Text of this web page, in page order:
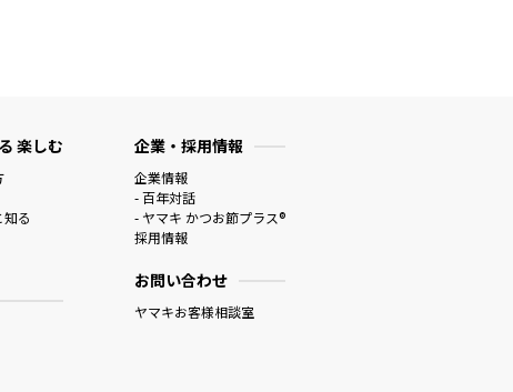
楽しむ
る
企業・採用情報
企業情報
- 百年対話
- ヤマキ かつお節プラス®
採用情報
お問い合わせ
ヤマキお客様相談室